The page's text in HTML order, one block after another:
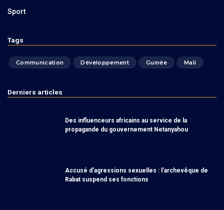
Sport
Tags
Communication Développement Guinée Mali
Derniers articles
Des influenceurs africains au service de la
propagande du gouvernement Netanyahou
Accusé d’agressions sexuelles : l’archevêque de
Rabat suspend ses fonctions